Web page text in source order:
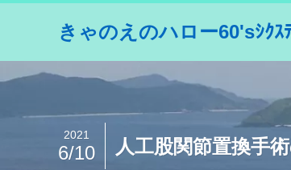
きゃのえのハロー60'sｼｸｽ
人工股関節置換
2021
6/10